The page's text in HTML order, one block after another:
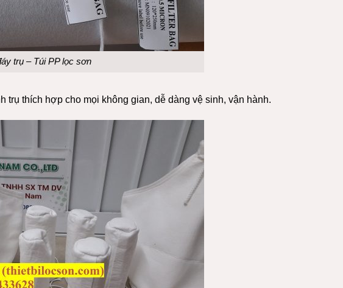
trụ – Túi PP lọc sơn
trụ thích hợp cho mọi không gian, dễ dàng vệ sinh, vận hành.